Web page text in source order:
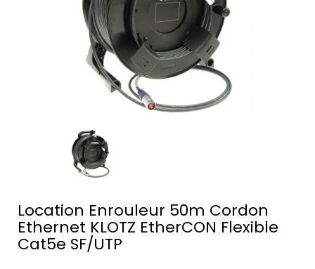
Location Enrouleur 50m Cordon
Ethernet KLOTZ EtherCON Flexible
Cat5e SF/UTP